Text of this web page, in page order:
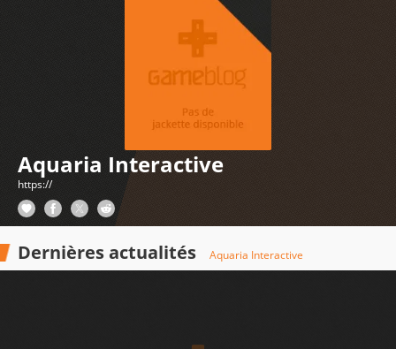
Aquaria Interactive
https://
Dernières actualités Aquaria Interactive